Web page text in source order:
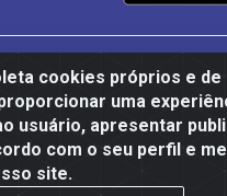
cookies próprios e de
uma
usuário, apresentar
com o seu perfil e
site.
e Importadora de
BR 101 Sul Km 187, 310 Galpão
PE - CEP 55540-000 -
03.504.437/0001-50